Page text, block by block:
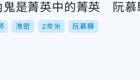
鬼是菁英中的菁英 阮慕
洩密 2奈米 阮慕驊